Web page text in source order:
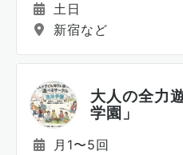
土日
新宿など
大人の全力
学園」
月1〜5回